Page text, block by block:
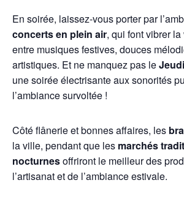
En soirée, laissez-vous porter par
concerts en plein air, qui font vibrer
entre musiques festives, douces
artistiques. Et ne manquez pas le
une soirée électrisante aux sonorités
l’ambiance survoltée !
Côté flânerie et bonnes affaires, les
la ville, pendant que les marchés
nocturnesoffriront le meilleur des
l’artisanat et de l’ambiance estivale.